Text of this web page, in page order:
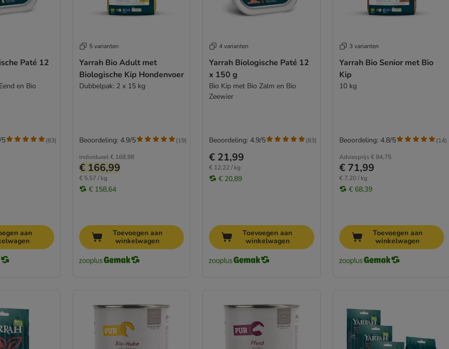
Paté 12
en Bio
5 (83)
aan
5 varianten
Yarrah Bio Adult met
Biologische Kip Hondenvoer
Dubbelpak: 2 x 15 kg
individueel € 168,98
€ 166,99
€ 5,57 / kg
€ 158,64
Beoordeling: 4.9/5 (19)
Toevoegen aan
winkelwagen
4 varianten
Yarrah Biologische Paté 12
x 150 g
Bio Kip met Bio Zalm en Bio
Zeewier
€ 21,99
€ 12,22 / kg
€ 20,89
Beoordeling: 4.9/5 (83)
Toevoegen aan
winkelwagen
3 varianten
Yarrah Bio Senior met Bio
Kip
10 kg
Adviesprijs € 84,75
€ 71,99
€ 7,20 / kg
€ 68,39
Beoordeling: 4.8/5 (14)
Toevoegen aan
winkelwagen